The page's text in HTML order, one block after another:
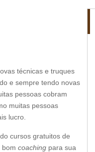
técnicas e truques
e sempre tendo novas
pessoas cobram
muitas pessoas
lucro.
cursos gratuitos de
bom coaching para sua